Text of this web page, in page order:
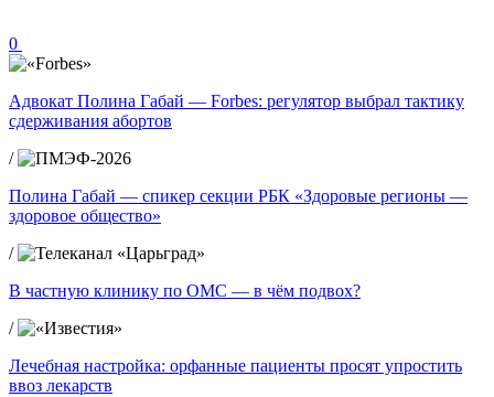
0
Адвокат Полина Габай — Forbes: регулятор выбрал тактику
сдерживания абортов
/
Полина Габай — спикер секции РБК «Здоровые регионы —
здоровое общество»
/
В частную клинику по ОМС — в чём подвох?
/
Лечебная настройка: орфанные пациенты просят упростить
ввоз лекарств